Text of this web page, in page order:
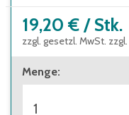
19,20 € / Stk.
zzgl. gesetzl. MwSt. zzgl.
Menge: